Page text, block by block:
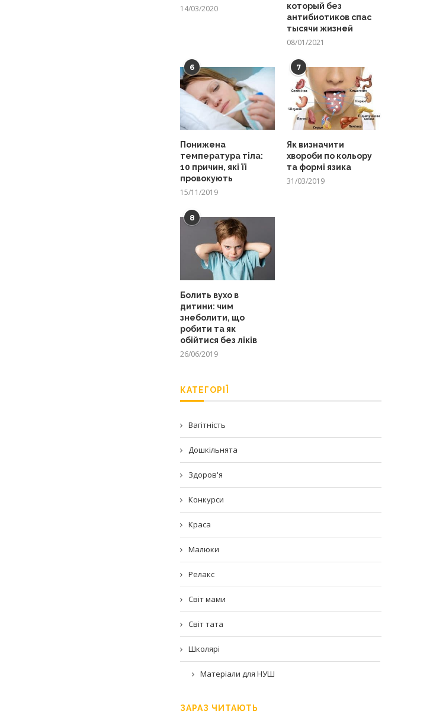
14/03/2020
который без
антибиотиков спас
тысячи жизней
08/01/2021
6
Понижена
температура тіла:
10 причин, які її
провокують
15/11/2019
7
Як визначити
хвороби по кольору
та формі язика
31/03/2019
8
Болить вухо в
дитини: чим
знеболити, що
робити та як
обійтися без ліків
26/06/2019
КАТЕГОРІЇ
Вагітність
Дошкільнята
Здоров'я
Конкурси
Краса
Малюки
Релакс
Світ мами
Світ тата
Школярі
Матеріали для НУШ
ЗАРАЗ ЧИТАЮТЬ